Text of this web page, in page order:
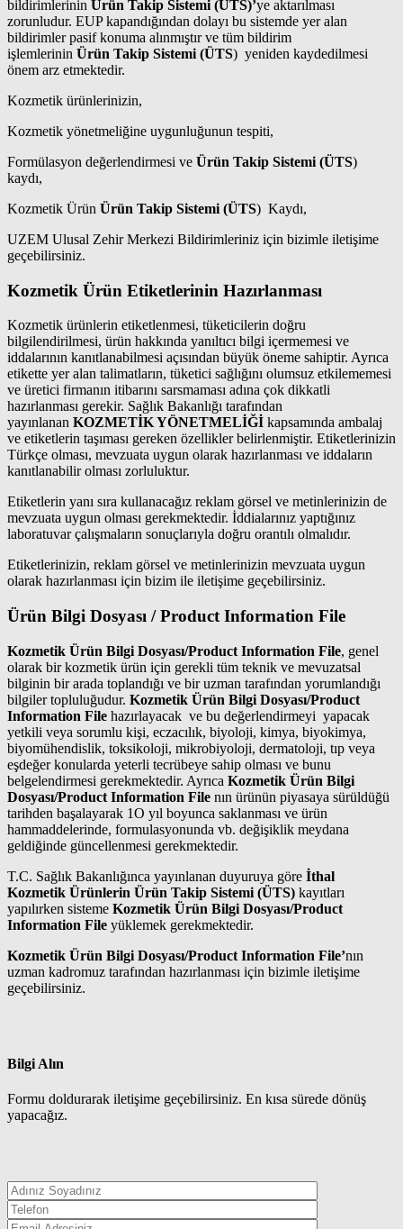
bildirimlerinin Ürün Takip Sistemi (ÜTS)’ye aktarılması
zorunludur. EUP kapandığından dolayı bu sistemde yer alan
bildirimler pasif konuma alınmıştır ve tüm bildirim
işlemlerinin Ürün Takip Sistemi (ÜTS) yeniden kaydedilmesi
önem arz etmektedir.
Kozmetik ürünlerinizin,
Kozmetik yönetmeliğine uygunluğunun tespiti,
Formülasyon değerlendirmesi ve Ürün Takip Sistemi (ÜTS)
kaydı,
Kozmetik Ürün Ürün Takip Sistemi (ÜTS) Kaydı,
UZEM Ulusal Zehir Merkezi Bildirimleriniz için bizimle iletişime
geçebilirsiniz.
Kozmetik Ürün Etiketlerinin Hazırlanması
Kozmetik ürünlerin etiketlenmesi, tüketicilerin doğru
bilgilendirilmesi, ürün hakkında yanıltıcı bilgi içermemesi ve
iddalarının kanıtlanabilmesi açısından büyük öneme sahiptir. Ayrıca
etikette yer alan talimatların, tüketici sağlığını olumsuz etkilememesi
ve üretici firmanın itibarını sarsmaması adına çok dikkatli
hazırlanması gerekir. Sağlık Bakanlığı tarafından
yayınlanan KOZMETİK YÖNETMELİĞİ kapsamında ambalaj
ve etiketlerin taşıması gereken özellikler belirlenmiştir. Etiketlerinizin
Türkçe olması, mevzuata uygun olarak hazırlanması ve iddaların
kanıtlanabilir olması zorluluktur.
Etiketlerin yanı sıra kullanacağız reklam görsel ve metinlerinizin de
mevzuata uygun olması gerekmektedir. İddialarınız yaptığınız
laboratuvar çalışmaların sonuçlarıyla doğru orantılı olmalıdır.
Etiketlerinizin, reklam görsel ve metinlerinizin mevzuata uygun
olarak hazırlanması için bizim ile iletişime geçebilirsiniz.
Ürün Bilgi Dosyası / Product Information File
Kozmetik Ürün Bilgi Dosyası/Product Information File, genel
olarak bir kozmetik ürün için gerekli tüm teknik ve mevuzatsal
bilginin bir arada toplandığı ve bir uzman tarafından yorumlandığı
bilgiler topluluğudur. Kozmetik Ürün Bilgi Dosyası/Product
Information File hazırlayacak ve bu değerlendirmeyi yapacak
yetkili veya sorumlu kişi, eczacılık, biyoloji, kimya, biyokimya,
biyomühendislik, toksikoloji, mikrobiyoloji, dermatoloji, tıp veya
eşdeğer konularda yeterli tecrübeye sahip olması ve bunu
belgelendirmesi gerekmektedir. Ayrıca Kozmetik Ürün Bilgi
Dosyası/Product Information File nın ürünün piyasaya sürüldüğü
tarihden başalayarak 1O yıl boyunca saklanması ve ürün
hammaddelerinde, formulasyonunda vb. değişiklik meydana
geldiğinde güncellenmesi gerekmektedir.
T.C. Sağlık Bakanlığınca yayınlanan duyuruya göre İthal
Kozmetik Ürünlerin Ürün Takip Sistemi (ÜTS) kayıtları
yapılırken sisteme Kozmetik Ürün Bilgi Dosyası/Product
Information File yüklemek gerekmektedir.
Kozmetik Ürün Bilgi Dosyası/Product Information File’nın
uzman kadromuz tarafından hazırlanması için bizimle iletişime
geçebilirsiniz.
Bilgi Alın
Formu doldurarak iletişime geçebilirsiniz. En kısa sürede dönüş
yapacağız.